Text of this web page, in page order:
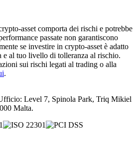
asset comporta dei rischi e potrebbe
passate non garantiscono
se investire in crypto-asset è adatto
e al tuo livello di tolleranza al rischio.
sui rischi legati al trading o alla
.
Level 7, Spinola Park, Triq Mikiel
Malta.